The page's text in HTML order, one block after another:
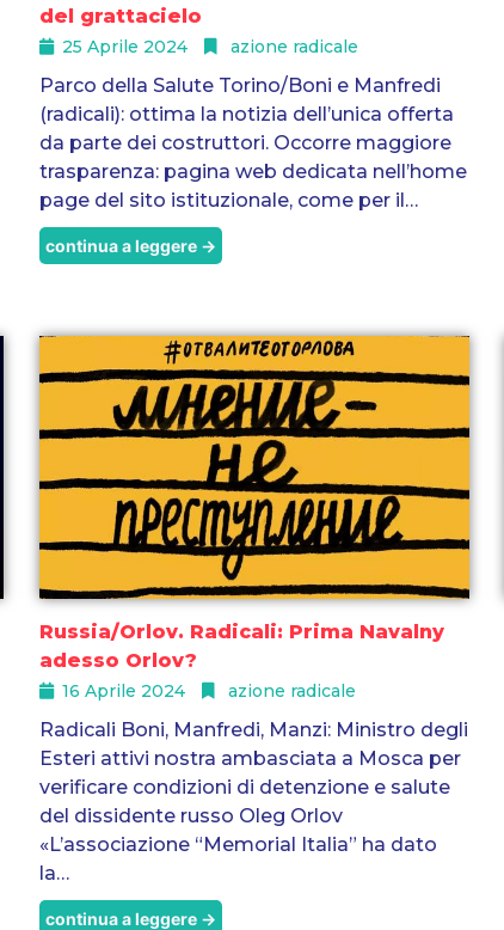
del grattacielo
25 Aprile 2024 azione radicale
Parco della Salute Torino/Boni e Manfredi
(radicali): ottima la notizia dell’unica offerta
da parte dei costruttori. Occorre maggiore
trasparenza: pagina web dedicata nell’home
page del sito istituzionale, come per il…
continua a leggere →
Russia/Orlov. Radicali: Prima Navalny
adesso Orlov?
16 Aprile 2024 azione radicale
Radicali Boni, Manfredi, Manzi: Ministro degli
Esteri attivi nostra ambasciata a Mosca per
verificare condizioni di detenzione e salute
del dissidente russo Oleg Orlov
«L’associazione “Memorial Italia” ha dato
la…
continua a leggere →